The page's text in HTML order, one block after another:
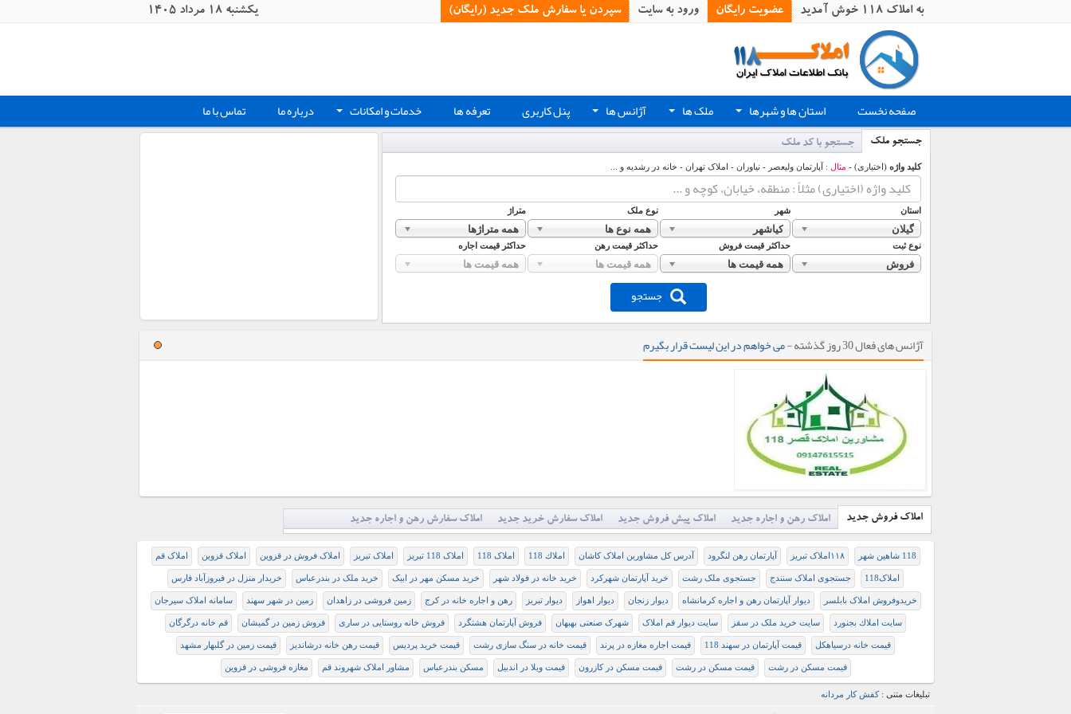
به املاک 118 خوش آمدید عضویت رایگان ورود به سایت سپردن یا سفارش ملک جدید (رایگان)‏ يکشنبه 18 مرداد 1405
صفحه نخست + استان ها و شهرها + ملک ها + آژانس ها پنل کاربری تعرفه ها + خدمات و امکانات درباره ما تماس با ما
جستجو ملک جستجو با کد ملک
کلید واژه (اختیاری) - مثال : آپارتمان ولیعصر - نیاوران - املاک تهران - خانه در رشدیه و ...
استان شهر نوع ملک متراژ
گیلان کیاشهر همه نوع ها همه متراژها
نوع ثبت حداکثر قیمت فروش حداکثر قیمت رهن حداکثر قیمت اجاره
فروش همه قیمت ها همه قیمت ها همه قیمت ها
جستجو
آژانس های فعال 30 روز گذشته - می خواهم در این لیست قرار بگیرم
املاک فروش جدید املاک رهن و اجاره جدید املاک پیش فروش جدید املاک سفارش خرید جدید املاک سفارش رهن و اجاره جدید
118 شاهین شهر ۱۱۸املاک تبریز آپارتمان رهن لنگرود آدرس کل مشاورین املاک کاشان املاك 118 املاک 118 املاک 118 تبریز املاک تبریز املاک فروش در قزوین املاک قزوین املاک قم
املاک118 جستجوی املاک سنندج جستجوی ملک رشت خرید آپارتمان شهرکرد خرید خانه در فولاد شهر خرید مسکن مهر در ابیک خرید ملک در بندرعباس خریدار منزل در فیروزآباد فارس
خریدوفروش املاک بابلسر ديوار آپارتمان رهن و اجاره كرمانشاه ديوار زنجان دیوار اهواز دیوار تبریز رهن و اجاره خانه در کرج زمين فروشی در زاهدان زمین در شهر سهند سامانه املاک سیرجان
سايت املاك بجنورد سایت خرید ملک در سقز سایت دیوار قم املاک شهرک صنعتی بهبهان فروش آپارتمان هشتگرد فروش خانه روستایی در ساری فروش زمین در گمیشان قم خانه درگرگان
قيمت خانه درسياهکل قیمت آپارتمان در سهند 118 قیمت اجاره مغازه در پرند قیمت خانه در سنگ سازی رشت قیمت خرید پردیس قیمت رهن خانه درشاندیز قیمت زمین در گلبهار مشهد
قیمت مسکن در رشت قیمت مسکن در رشت قیمت مسکن در کازرون قیمت ویلا در اندبیل مسکن بندرعباس مشاور املاک شهروند قم مغازه فروشی در قزوین
تبلیغات متنی :کفش کار مردانه